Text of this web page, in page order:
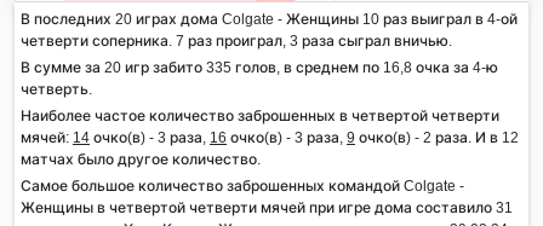
В последних 20 играх дома Colgate - Женщины 10 раз выиграл в 4-ой
четверти соперника. 7 раз проиграл, 3 раза сыграл вничью.
В сумме за 20 игр забито 335 голов, в среднем по 16,8 очка за 4-ю
четверть.
Наиболее частое количество заброшенных в четвертой четверти
мячей: 14 очко(в) - 3 раза, 16 очко(в) - 3 раза, 9 очко(в) - 2 раза. И в 12
матчах было другое количество.
Самое большое количество заброшенных командой Colgate -
Женщины в четвертой четверти мячей при игре дома составило 31